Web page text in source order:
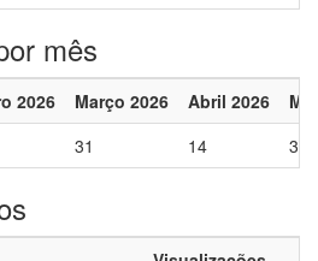
mês
2026 Março 2026 Abril 2026
31 14 3